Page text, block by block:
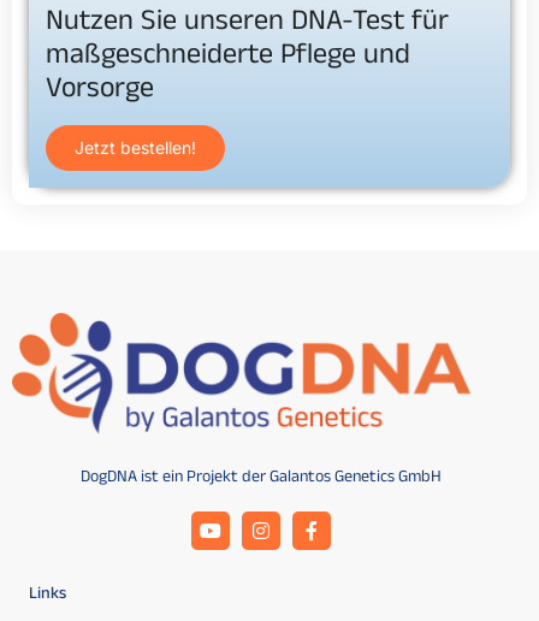
Nutzen Sie unseren DNA-Test für
maßgeschneiderte Pflege und
Vorsorge
Jetzt bestellen!
DogDNA ist ein Projekt der Galantos Genetics GmbH
Links